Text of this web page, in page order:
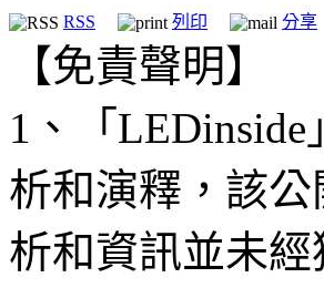
RSS 列印 分享
【免責聲明】
1、「
析和演釋，該
析和資訊並未